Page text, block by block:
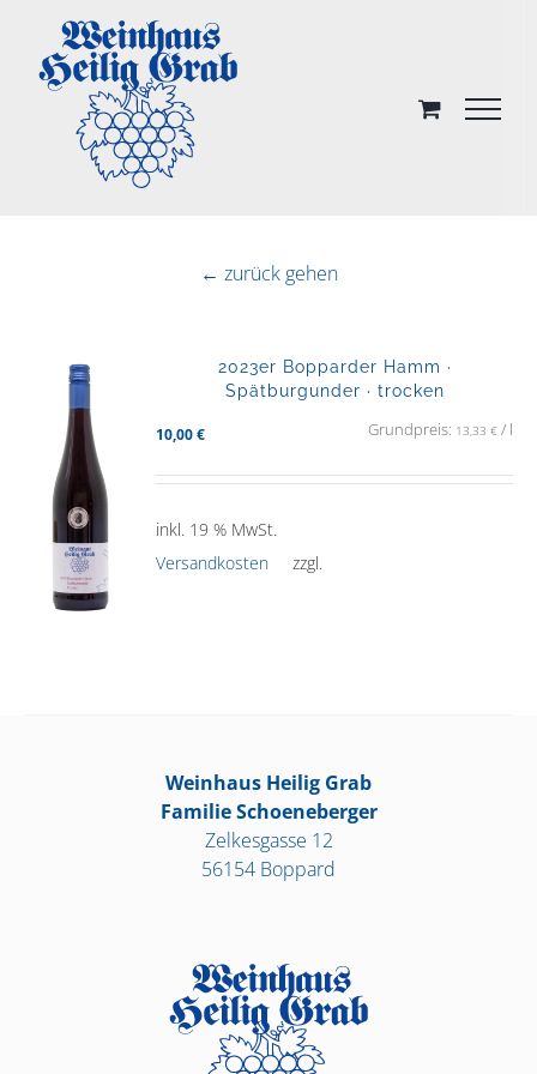
content
← zurück gehen
2023er Bopparder Hamm ·
Spätburgunder · trocken
10,00€ Grundpreis: 13,33 €/ l
inkl. 19 % MwSt.
zzgl.
Versandkosten
Weinhaus Heilig Grab
Familie Schoeneberger
Zelkesgasse 12
56154 Boppard